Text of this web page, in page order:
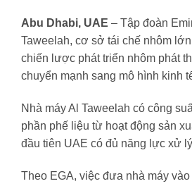
Abu Dhabi, UAE – Tập đoàn
Taweelah, cơ sở tái chế nhôm
chiến lược phát triển nhôm phát
chuyển mạnh sang mô hình kinh
Nhà máy Al Taweelah có công
phần phế liệu từ hoạt động sản
đầu tiên UAE có đủ năng lực xử
Theo EGA, việc đưa nhà máy